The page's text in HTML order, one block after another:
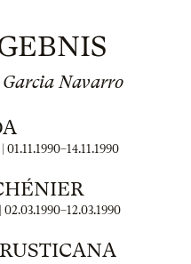
Navarro
01.11.1990–14.11.1990
02.03.1990–12.03.1990